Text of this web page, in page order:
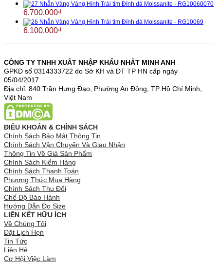
Nhẫn Vàng Vàng Hình Trái tim Đính đá Moissanite - RG10060070
6.700.000₫
Nhẫn Vàng Vàng Hình Trái tim Đính đá Moissanite - RG10069
6.100.000₫
CÔNG TY TNHH XUẤT NHẬP KHẨU NHẤT MINH ANH
GPKD số 0314333722 do Sở KH và ĐT TP HN cấp ngày
05/04/2017
Địa chỉ: 840 Trần Hưng Đạo, Phường An Đông, TP Hồ Chí Minh,
Việt Nam
ĐIỀU KHOẢN & CHÍNH SÁCH
Chính Sách Bảo Mật Thông Tin
Chính Sách Vận Chuyển Và Giao Nhận
Thông Tin Về Giá Sản Phẩm
Chính Sách Kiểm Hàng
Chính Sách Thanh Toán
Phương Thức Mua Hàng
Chính Sách Thu Đổi
Chế Độ Bảo Hành
Hướng Dẫn Đo Size
LIÊN KẾT HỮU ÍCH
Về Chúng Tôi
Đặt Lịch Hẹn
Tin Tức
Liên Hệ
Cơ Hội Việc Làm